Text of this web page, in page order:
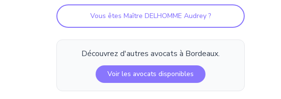
Vous êtes Maître DELHOMME Audrey?
Découvrez d'autres avocats à Bordeaux.
Voir les avocats disponibles